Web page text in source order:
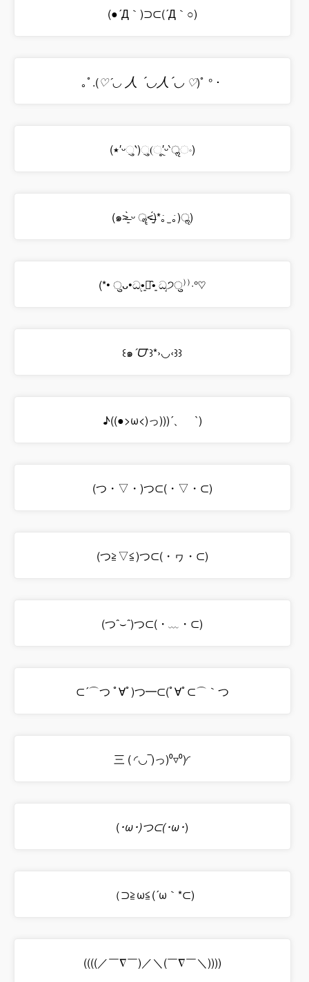
(●´Д｀)⊃⊂(´Д｀○)
｡ﾟ.(♡´◡ 人 ´◡人 ´◡♡)ﾟ °・
(٭′ᵕુ‵)ુ(ૂ′ᵕ‵ॢං)
(๑˃̶͈̀ ᵕ ॣ˂̶͈́)*｡̀ ̫ ｡́)ॢ)
(*• ुᴗ•ධ̢•͈ꄃ̑•͈ ධ̡੭ु⁾⁾·°♡
꒰๑´ᗜ`꒱*›◡‹꒱꒱
♪((●>ω<)っ)))´、ゝ`)
(つ・▽・)つ⊂(・▽・⊂)
(つ≧▽≦)つ⊂(・ヮ・⊂)
(つˆ⌣ˆ)つ⊂(・﹏・⊂)
⊂´⌒つ ﾟ∀ﾟ)つ━⊂(ﾟ∀ﾟ⊂⌒｀つ
三 ( ◜◡‾)っ)⁰▿⁰)◜
(･ω･)つ⊂(･ω･)
（⊃≧ω≦(´ω｀*⊂)
((((／￣∇￣)／＼(￣∇￣＼))))